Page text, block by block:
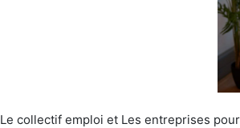
Le collectif emploi et Les entreprises